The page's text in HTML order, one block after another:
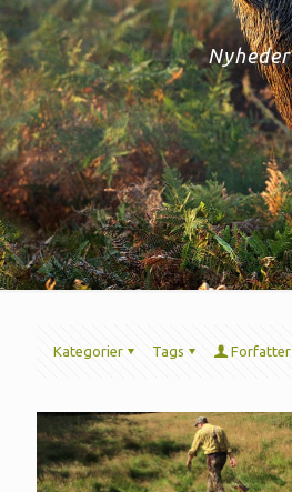
Nyheder
Kategorier Tags Forfatter